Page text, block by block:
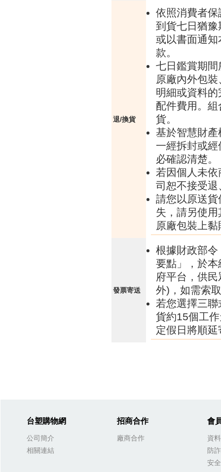
退/換貨
依照消費者
到貨七日猶
或以書面通
款。
七日鑑賞期
原廠內外包
明細或資料
配件費用。
貨。
基於智慧財
一經拆封或
必確認清楚。
若因個人未
司恕不接受
請您以原送
失，請另使
原廠包裝上
發票寄送
根據財政部
要點」，於
府平台，供
外)，如需索
若您選擇三
貨約15個工
定假日將順延
台塑購物網
公司簡介
相關連結
招商合作
廠商合作
會
資
防
安